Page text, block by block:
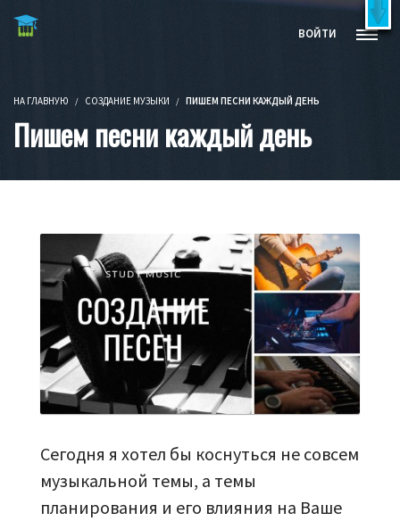
Бесплатные видеокурсы и книги
ВОЙТИ
НА ГЛАВНУЮ СОЗДАНИЕ МУЗЫКИ ПИШЕМ ПЕСНИ КАЖДЫЙ ДЕНЬ
Пишем песни каждый день
Сегодня я хотел бы коснуться не совсем
музыкальной темы, а темы
планирования и его влияния на Ваше